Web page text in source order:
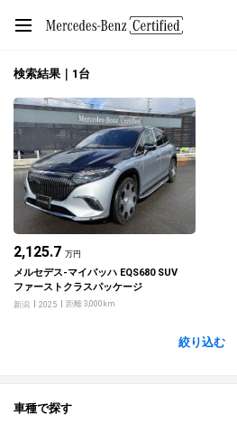
検索結果｜1台
2,125.7 万円
メルセデス‐マイバッハ EQS680 SUV
ファーストクラスパッケージ
新潟 2025 距離 3,000km
絞り込む
車種で探す